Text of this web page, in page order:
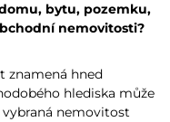
bytu, pozemku,
nemovitosti?
znamená hned
hlediska může
nemovitost